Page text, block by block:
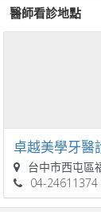
醫師看診地點
卓越美學牙醫
台中市西屯區
04-24611374